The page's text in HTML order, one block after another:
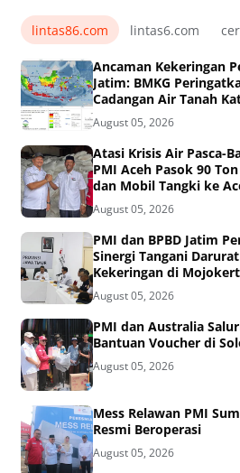
lintas86.com lintas6.com
Ancaman Kekeringan
Jatim: BMKG
Cadangan Air Tanah
Kurang
August 05, 2026
Atasi Krisis Air Pasca-
PMI Aceh Pasok 90
dan Mobil Tangki ke
Tamiang
August 05, 2026
PMI dan BPBD Jatim
Sinergi Tangani Darurat
Kekeringan di
Pasuruan
August 05, 2026
PMI dan Australia
Bantuan Voucher di
August 05, 2026
Mess Relawan PMI
Resmi Beroperasi
August 05, 2026